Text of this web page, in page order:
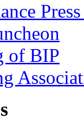
of BIP